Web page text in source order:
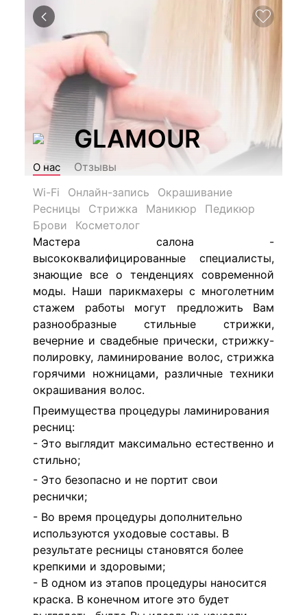
GLAMOUR
О нас
Отзывы
Wi-Fi
Онлайн-запись
Окрашивание
Ресницы
Стрижка Маникюр
Педикюр
Брови
Косметолог
Мастера салона -
высококвалифицированные специалисты,
знающие все о тенденциях современной
моды. Наши парикмахеры с многолетним
стажем работы могут предложить Вам
разнообразные стильные стрижки,
вечерние и свадебные прически, стрижку-
полировку, ламинирование волос, стрижка
горячими ножницами, различные техники
окрашивания волос.
Преимущества процедуры ламинирования
ресниц:
- Это выглядит максимально естественно и
стильно;
- Это безопасно и не портит свои
реснички;
- Во время процедуры дополнительно
используются уходовые составы. В
результате ресницы становятся более
крепкими и здоровыми;
- В одном из этапов процедуры наносится
краска. В конечном итоге это будет